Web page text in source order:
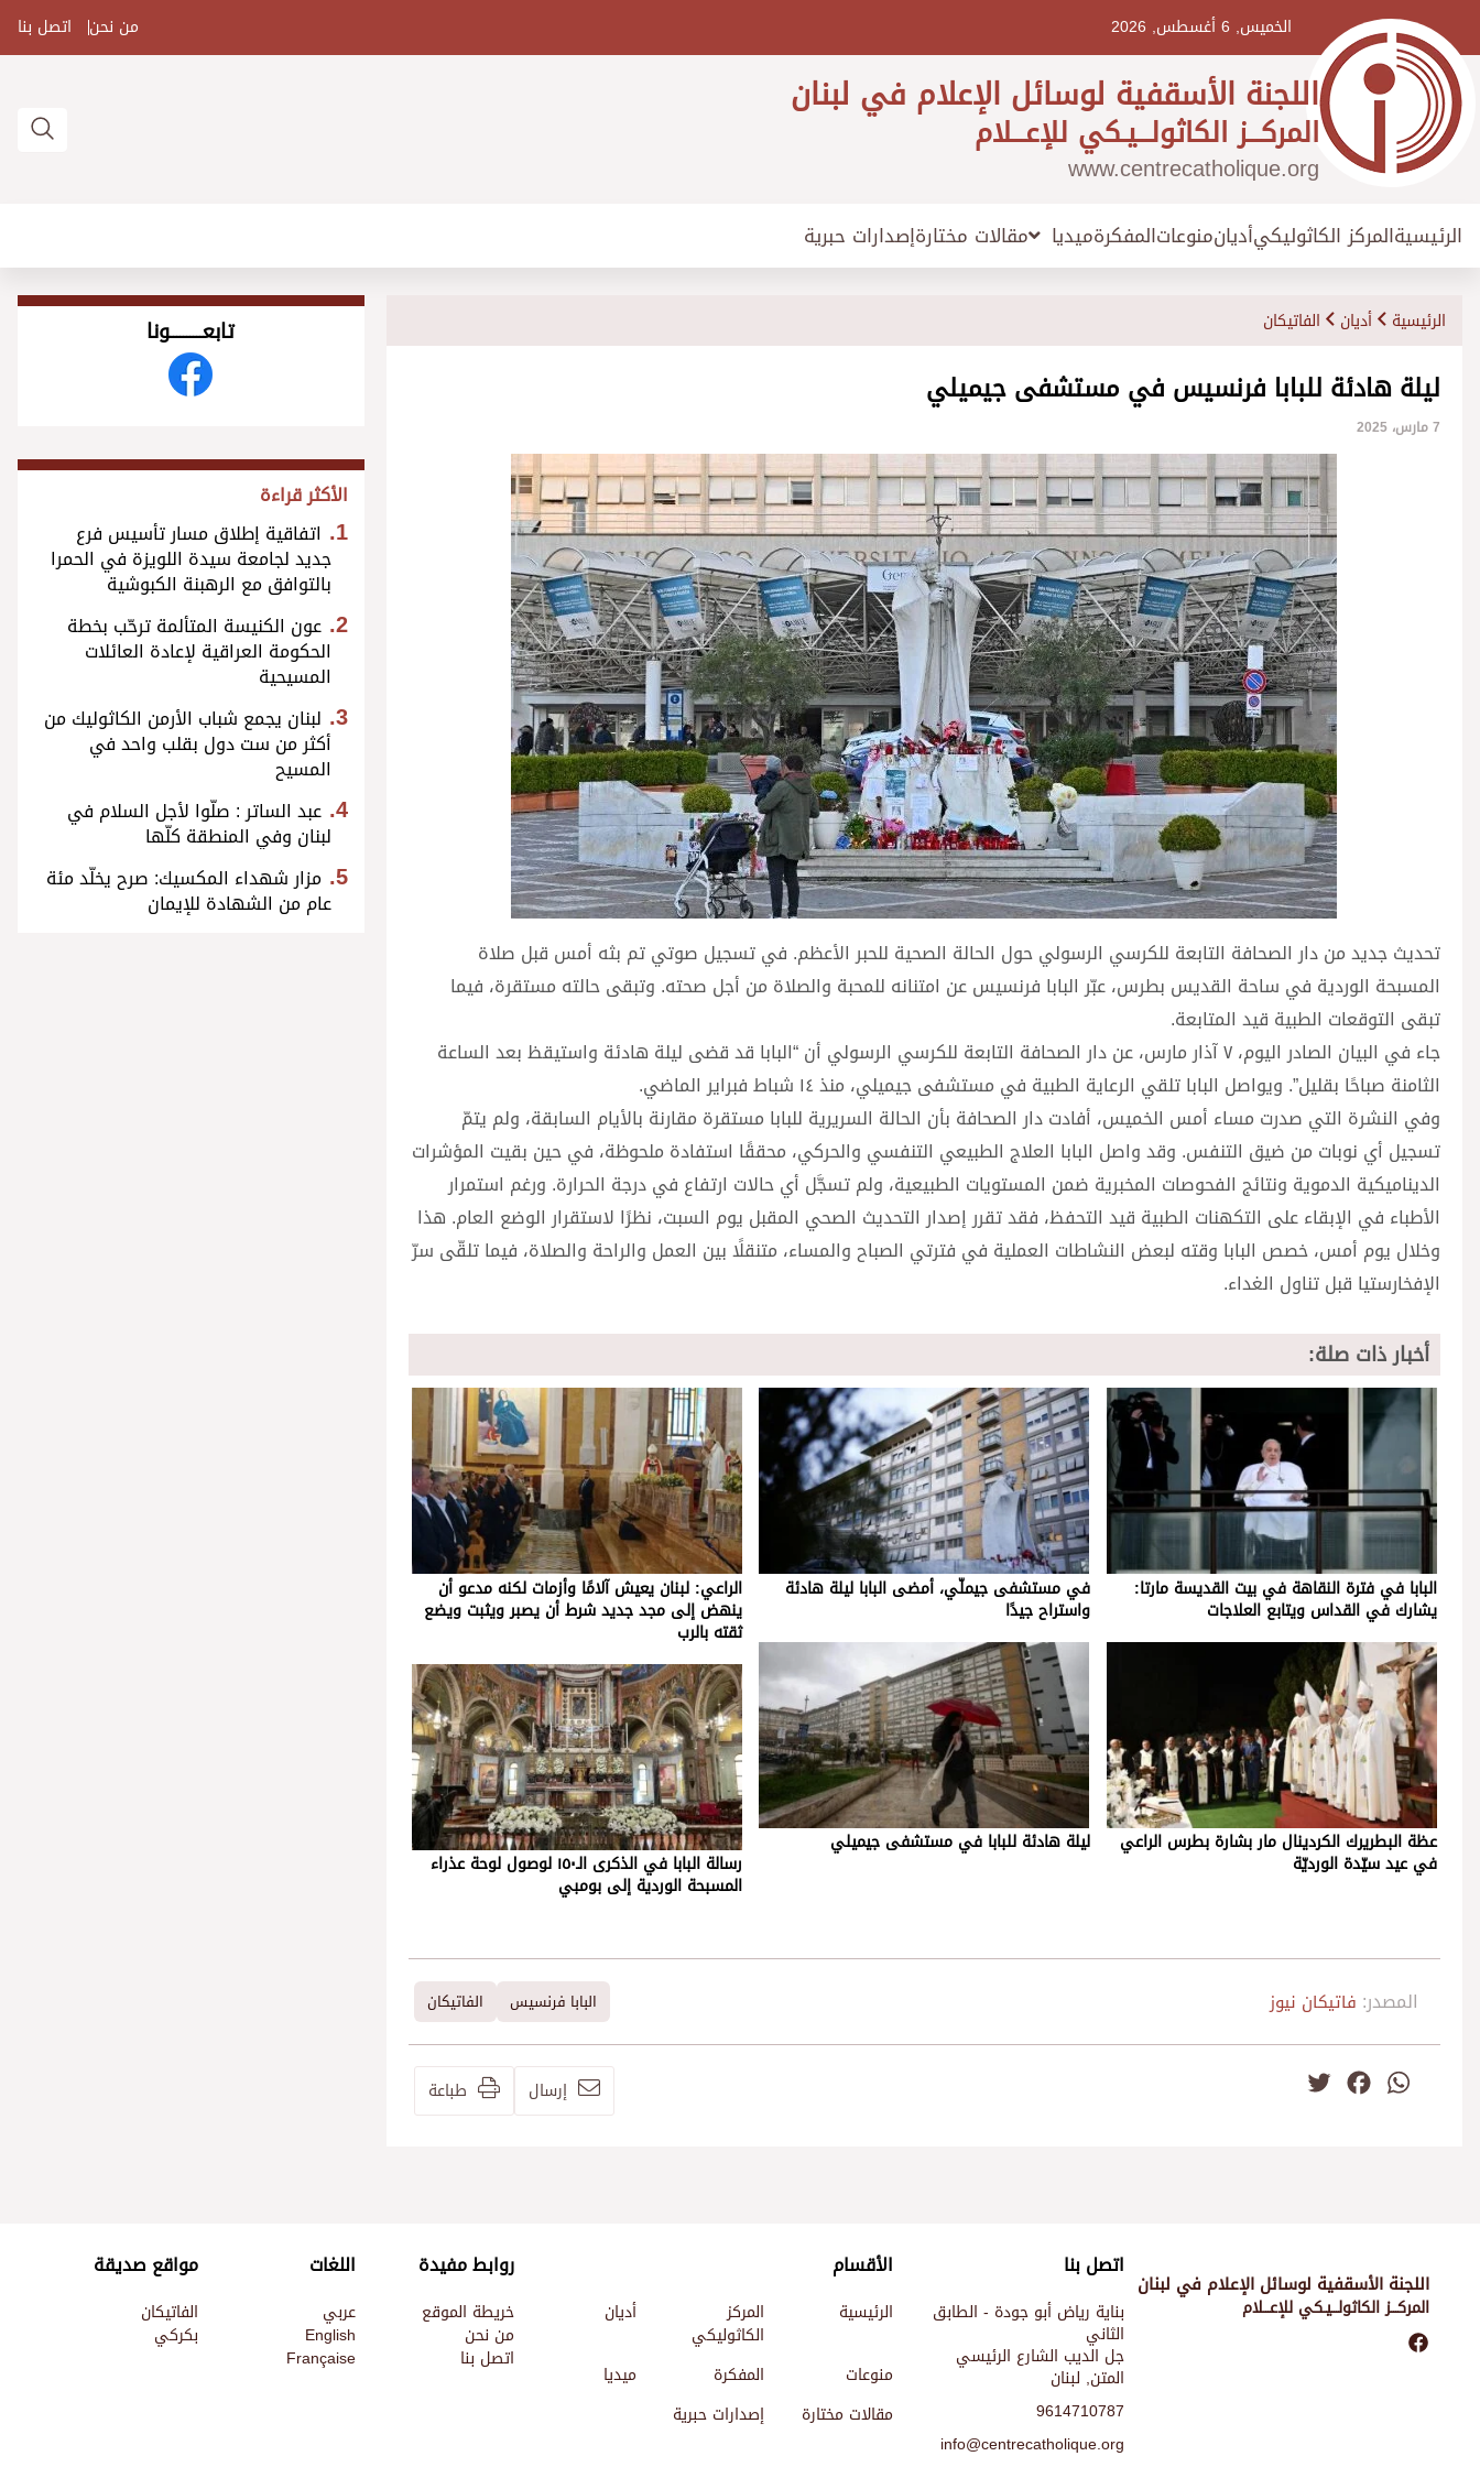
الخميس, 6 أغسطس, 2026 من نحن اتصل بنا
اللجنة الأسقفية لوسائل الإعلام في لبنان
المركـــز الكاثولـــيـكي للإعـــلام
www.centrecatholique.org
الرئيسيةالمركز الكاثوليكيأديانمنوعاتالمفكرةميديا مقالات مختارةإصدارات حبرية
الرئيسية أديان الفاتيكان
ليلة هادئة للبابا فرنسيس في مستشفى جيميلي
7 مارس، 2025
تحديث جديد من دار الصحافة التابعة للكرسي الرسولي حول الحالة الصحية للحبر الأعظم. في تسجيل صوتي تم بثه أمس قبل صلاة
المسبحة الوردية في ساحة القديس بطرس، عبّر البابا فرنسيس عن امتنانه للمحبة والصلاة من أجل صحته. وتبقى حالته مستقرة، فيما
تبقى التوقعات الطبية قيد المتابعة.
جاء في البيان الصادر اليوم، ٧ آذار مارس، عن دار الصحافة التابعة للكرسي الرسولي أن “البابا قد قضى ليلة هادئة واستيقظ بعد الساعة
الثامنة صباحًا بقليل”. ويواصل البابا تلقي الرعاية الطبية في مستشفى جيميلي، منذ ١٤ شباط فبراير الماضي.
وفي النشرة التي صدرت مساء أمس الخميس، أفادت دار الصحافة بأن الحالة السريرية للبابا مستقرة مقارنة بالأيام السابقة، ولم يتمّ
تسجيل أي نوبات من ضيق التنفس. وقد واصل البابا العلاج الطبيعي التنفسي والحركي، محققًا استفادة ملحوظة، في حين بقيت المؤشرات
الديناميكية الدموية ونتائج الفحوصات المخبرية ضمن المستويات الطبيعية، ولم تسجَّل أي حالات ارتفاع في درجة الحرارة. ورغم استمرار
الأطباء في الإبقاء على التكهنات الطبية قيد التحفظ، فقد تقرر إصدار التحديث الصحي المقبل يوم السبت، نظرًا لاستقرار الوضع العام. هذا
وخلال يوم أمس، خصص البابا وقته لبعض النشاطات العملية في فترتي الصباح والمساء، متنقلًا بين العمل والراحة والصلاة، فيما تلقّى سرّ
الإفخارستيا قبل تناول الغداء.
أخبار ذات صلة:
البابا في فترة النقاهة في بيت القديسة مارتا:
يشارك في القداس ويتابع العلاجات
عظة البطريرك الكردينال مار بشارة بطرس الراعي
في عيد سيّدة الورديّة
في مستشفى جيملّي، أمضى البابا ليلة هادئة
واستراح جيدًا
ليلة هادئة للبابا في مستشفى جيميلي
الراعي: لبنان يعيش آلامًا وأزمات لكنه مدعو أن
ينهض إلى مجد جديد شرط أن يصبر ويثبت ويضع
ثقته بالرب
رسالة البابا في الذكرى الـ١٥٠ لوصول لوحة عذراء
المسبحة الوردية إلى بومبي
المصدر: فاتيكان نيوز البابا فرنسيس الفاتيكان
WhatsApp
Facebook إرسال طباعة
تابعــــــــــونا
الأكثر قراءة
اتفاقية إطلاق مسار تأسيس فرع
جديد لجامعة سيدة اللويزة في الحمرا
بالتوافق مع الرهبنة الكبوشية
عون الكنيسة المتألمة ترحّب بخطة
الحكومة العراقية لإعادة العائلات
المسيحية
لبنان يجمع شباب الأرمن الكاثوليك من
أكثر من ست دول بقلب واحد في
المسيح
عبد الساتر : صلّوا لأجل السلام في
لبنان وفي المنطقة كلّها
مزار شهداء المكسيك: صرح يخلّد مئة
عام من الشهادة للإيمان
اللجنة الأسقفية لوسائل الإعلام في لبنان
المركـــز الكاثولـــيـكي للإعـــلام
اتصل بنا
بناية رياض أبو جودة - الطابق
الثاني
جل الديب الشارع الرئيسي
المتن, لبنان
9614710787
info@centrecatholique.org
الأقسام
الرئيسية المركز
الكاثوليكي
أديان
منوعات المفكرة
ميديا
مقالات مختارة
إصدارات حبرية
روابط مفيدة
خريطة الموقع
من نحن
اتصل بنا
اللغات
عربي
English
Française
مواقع صديقة
الفاتيكان
بكركي